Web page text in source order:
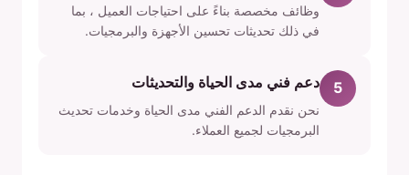
وظائف مخصصة بناءً على احتياجات العميل ، بما
في ذلك تحديثات تحسين الأجهزة والبرمجيات.
5 دعم فني مدى الحياة والتحديثات
نحن نقدم الدعم الفني مدى الحياة وخدمات تحديث
البرمجيات لجميع العملاء.